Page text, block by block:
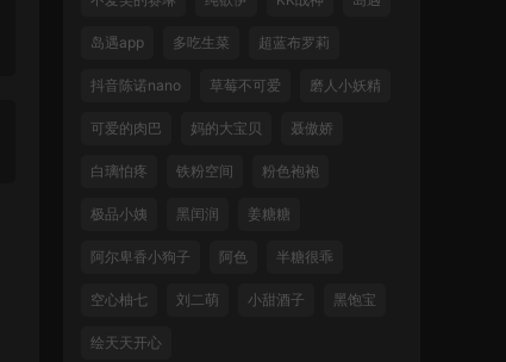
岛遇app 多吃生菜 超蓝布罗莉
抖音陈诺nano 草莓不可爱 磨人小妖精
可爱的肉巴 妈的大宝贝 聂傲娇
白璃怕疼 铁粉空间 粉色袍袍
极品小姨 黑闰润 姜糖糖
阿尔卑香小狗子 阿色 半糖很乖
空心柚七 刘二萌 小甜酒子 黑饱宝
绘天天开心